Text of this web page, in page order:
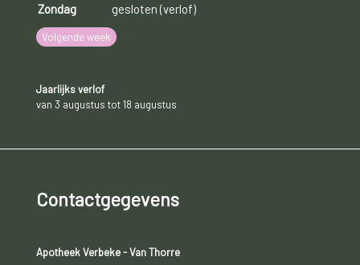
Zondag
gesloten (verlof)
Volgende week
Jaarlijks verlof
van 3 augustus tot 18 augustus
Contactgegevens
Apotheek Verbeke - Van Thorre